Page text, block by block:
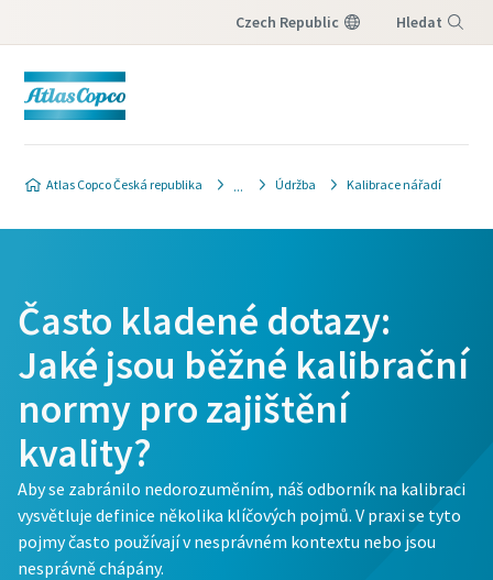
Czech Republic Hledat
Atlas Copco Česká republika Údržba Kalibrace nářadí
Často kladené dotazy:
Jaké jsou běžné kalibrační
normy pro zajištění
kvality?
Aby se zabránilo nedorozuměním, náš odborník na kalibraci
vysvětluje definice několika klíčových pojmů. V praxi se tyto
pojmy často používají v nesprávném kontextu nebo jsou
nesprávně chápány.